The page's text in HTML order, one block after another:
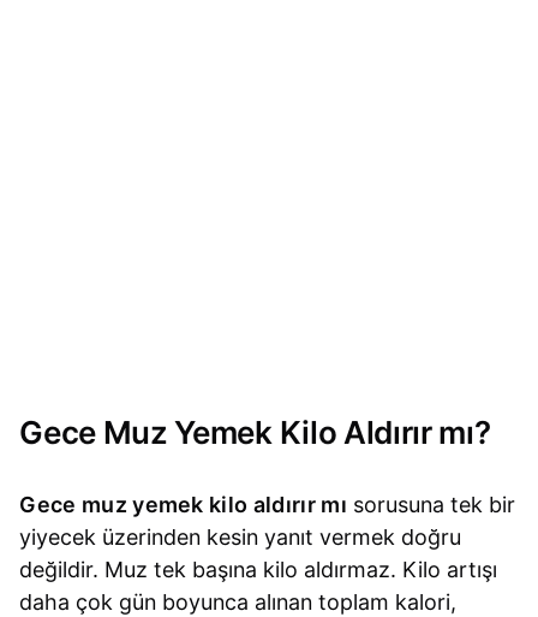
Gece Muz Yemek Kilo Aldırır mı?
Gece muz yemek kilo aldırır mı sorusuna tek bir
yiyecek üzerinden kesin yanıt vermek doğru
değildir. Muz tek başına kilo aldırmaz. Kilo artışı
daha çok gün boyunca alınan toplam kalori,